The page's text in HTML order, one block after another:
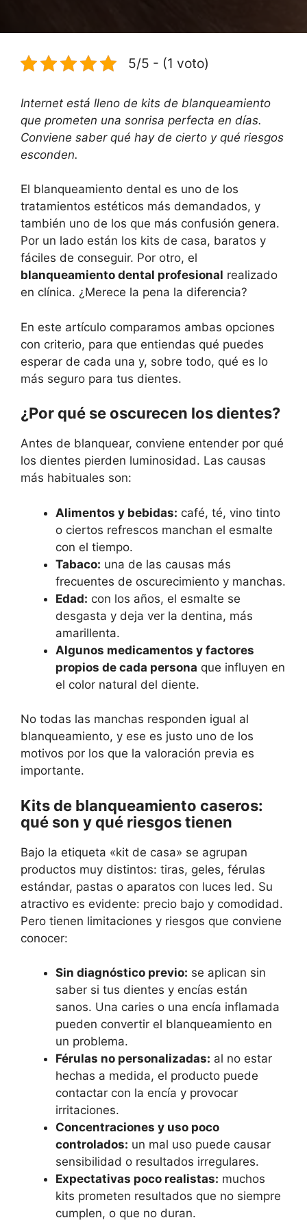
5/5 - (1 voto)
Internet está lleno de kits de blanqueamiento
que prometen una sonrisa perfecta en días.
Conviene saber qué hay de cierto y qué riesgos
esconden.
El blanqueamiento dental es uno de los
tratamientos estéticos más demandados, y
también uno de los que más confusión genera.
Por un lado están los kits de casa, baratos y
fáciles de conseguir. Por otro, el
blanqueamiento dental profesional realizado
en clínica. ¿Merece la pena la diferencia?
En este artículo comparamos ambas opciones
con criterio, para que entiendas qué puedes
esperar de cada una y, sobre todo, qué es lo
más seguro para tus dientes.
¿Por qué se oscurecen los dientes?
Antes de blanquear, conviene entender por qué
los dientes pierden luminosidad. Las causas
más habituales son:
Alimentos y bebidas: café, té, vino tinto
o ciertos refrescos manchan el esmalte
con el tiempo.
Tabaco: una de las causas más
frecuentes de oscurecimiento y manchas.
Edad: con los años, el esmalte se
desgasta y deja ver la dentina, más
amarillenta.
Algunos medicamentos y factores
propios de cada persona que influyen en
el color natural del diente.
No todas las manchas responden igual al
blanqueamiento, y ese es justo uno de los
motivos por los que la valoración previa es
importante.
Kits de blanqueamiento caseros:
qué son y qué riesgos tienen
Bajo la etiqueta «kit de casa» se agrupan
productos muy distintos: tiras, geles, férulas
estándar, pastas o aparatos con luces led. Su
atractivo es evidente: precio bajo y comodidad.
Pero tienen limitaciones y riesgos que conviene
conocer:
Sin diagnóstico previo: se aplican sin
saber si tus dientes y encías están
sanos. Una caries o una encía inflamada
pueden convertir el blanqueamiento en
un problema.
Férulas no personalizadas: al no estar
hechas a medida, el producto puede
contactar con la encía y provocar
irritaciones.
Concentraciones y uso poco
controlados: un mal uso puede causar
sensibilidad o resultados irregulares.
Expectativas poco realistas: muchos
kits prometen resultados que no siempre
cumplen, o que no duran.